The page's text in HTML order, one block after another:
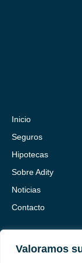
Valoramos
Inicio
Seguros
Hipotecas
Sobre Adity
Noticias
Contacto